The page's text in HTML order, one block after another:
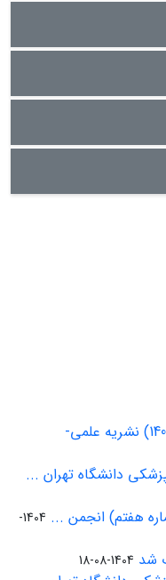
انتشار شماره هشتم دوره 24 (زمستان 1404) نشریه علمی-
دانشگاه تهران ...
1404-
شد 1404-08-18